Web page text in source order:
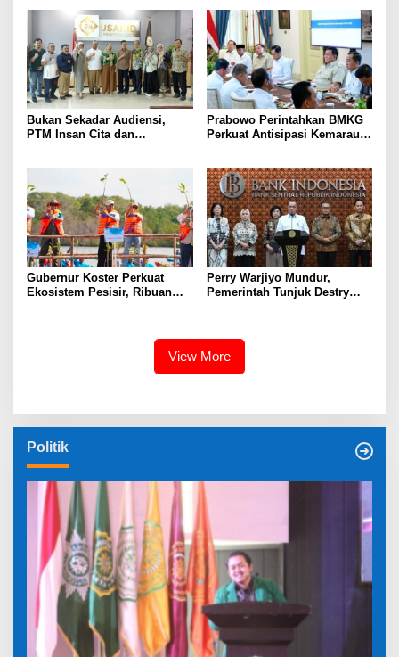
Bersama LKLH FH UHAMKA
Bukan Sekadar Audiensi,
PTM Insan Cita dan
Prabowo Perintahkan BMKG
Perkuat Antisipasi Kemarau
Gubernur Koster Perkuat
Ekosistem Pesisir, Ribuan
Perry Warjiyo Mundur,
Pemerintah Tunjuk Destry
View More
Politik